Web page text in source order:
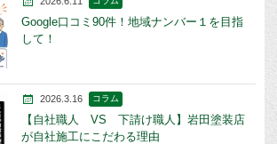
Google口コミ90件！地域ナンバー１を目指
して！
2026.3.16 コラム
【自社職人 VS 下請け職人】岩田塗装店
が自社施工にこだわる理由